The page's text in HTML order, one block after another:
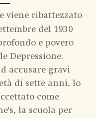
viene ribattezzato
del 1930
e povero
Depressione.
accusare gravi
di sette anni, lo
come
la scuola per